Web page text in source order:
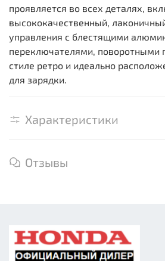
проявляется во всех деталях,
высококачественный,
управления с блестящими
переключателями, поворотными
стиле ретро и идеально
для зарядки.
Характеристики
Отзывы